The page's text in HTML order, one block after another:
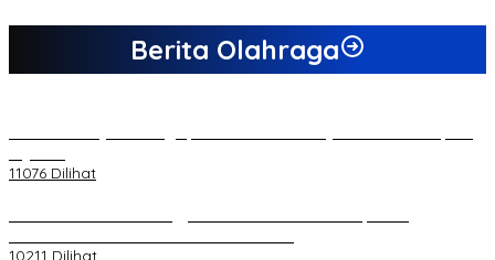
Berita Olahraga
11076 Dilihat
10211 Dilihat